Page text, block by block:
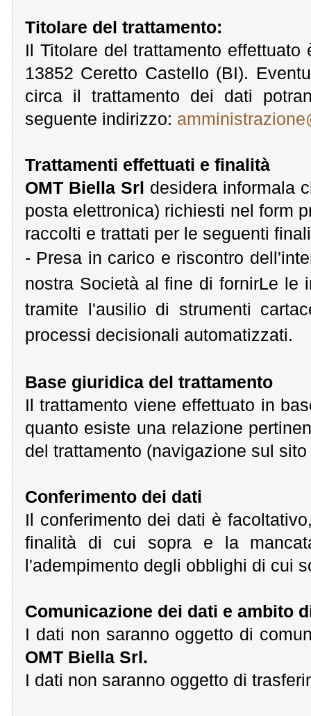
Titolare del trattamento:
Il Titolare del trattamento effettuato
13852 Ceretto Castello (BI).
circa il trattamento dei dati
seguente indirizzo:
Trattamenti effettuati e finalità
OMT Biella Srl desidera informala
posta elettronica) richiesti nel form
raccolti e trattati per le seguenti
- Presa in carico e riscontro
nostra Società al fine di fornirLe le
tramite l'ausilio di strumenti
processi decisionali automatizzati.
Base giuridica del trattamento
Il trattamento viene effettuato in
quanto esiste una relazione
del trattamento (navigazione sul
Conferimento dei dati
Il conferimento dei dati è
finalità di cui sopra e la
l'adempimento degli obblighi di cui
Comunicazione dei dati e ambito
I dati non saranno oggetto di
OMT Biella Srl.
I dati non saranno oggetto di